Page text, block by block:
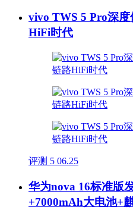
vivo TWS 5 Pro深
HiFi时代
评测 5 06.25
华为nova 16标准版
+7000mAh大电池+